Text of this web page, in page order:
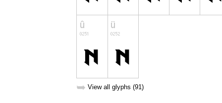
➥ View all glyphs (91)